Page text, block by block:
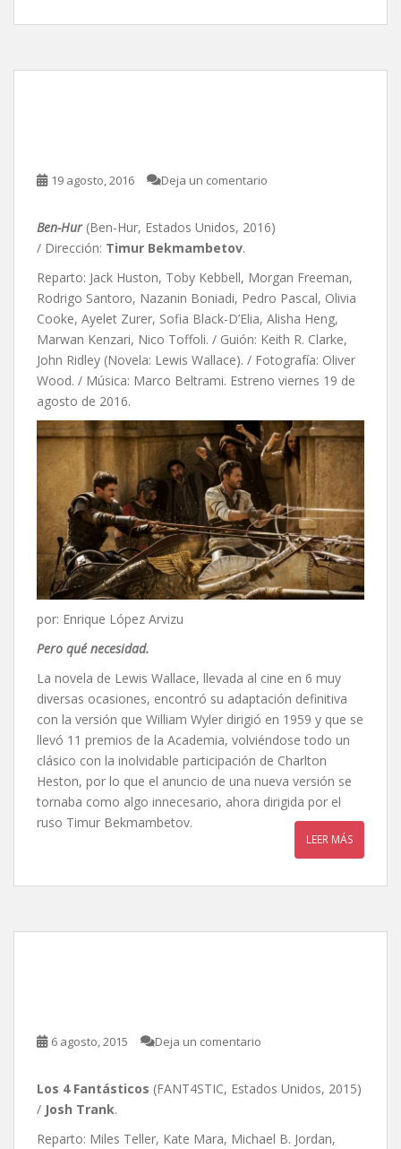
19 agosto, 2016 Deja un comentario
Ben-Hur (Ben-Hur, Estados Unidos, 2016)
/ Dirección: Timur Bekmambetov.
Reparto: Jack Huston, Toby Kebbell, Morgan Freeman,
Rodrigo Santoro, Nazanin Boniadi, Pedro Pascal, Olivia
Cooke, Ayelet Zurer, Sofia Black-D’Elia, Alisha Heng,
Marwan Kenzari, Nico Toffoli. / Guión: Keith R. Clarke,
John Ridley (Novela: Lewis Wallace). / Fotografía: Oliver
Wood. / Música: Marco Beltrami. Estreno viernes 19 de
agosto de 2016.
por: Enrique López Arvizu
Pero qué necesidad.
La novela de Lewis Wallace, llevada al cine en 6 muy
diversas ocasiones, encontró su adaptación definitiva
con la versión que William Wyler dirigió en 1959 y que se
llevó 11 premios de la Academia, volviéndose todo un
clásico con la inolvidable participación de Charlton
Heston, por lo que el anuncio de una nueva versión se
tornaba como algo innecesario, ahora dirigida por el
ruso Timur Bekmambetov.
LEER MÁS
6 agosto, 2015 Deja un comentario
Los 4 Fantásticos (FANT4STIC, Estados Unidos, 2015)
/ Josh Trank.
Reparto: Miles Teller, Kate Mara, Michael B. Jordan,